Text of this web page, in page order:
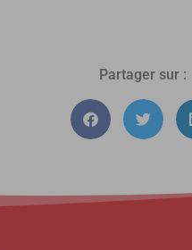
Partager sur :